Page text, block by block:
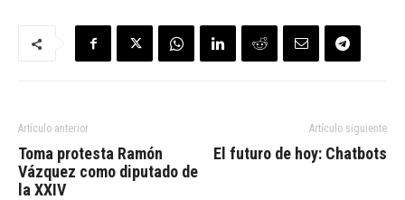
Artículo anterior
Toma protesta Ramón
Vázquez como diputado de
la XXIV
Artículo siguiente
El futuro de hoy: Chatbots